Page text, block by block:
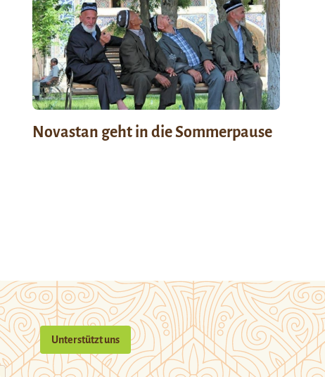
Novastan geht in die Sommerpause
Unterstützt uns